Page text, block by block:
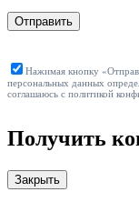
Отправить
Нажимая кнопку
персональных данных
соглашаюсь с политикой
Получить
Закрыть